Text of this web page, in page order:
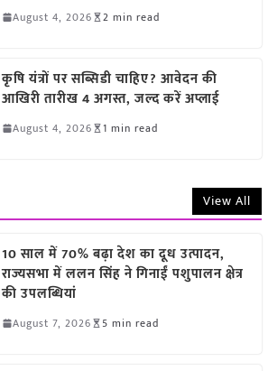
August 4, 2026 2 min read
कृषि यंत्रों पर सब्सिडी चाहिए? आवेदन की
आखिरी तारीख 4 अगस्त, जल्द करें अप्लाई
August 4, 2026 1 min read
View All
10 साल में 70% बढ़ा देश का दूध उत्पादन,
राज्यसभा में ललन सिंह ने गिनाईं पशुपालन क्षेत्र
की उपलब्धियां
August 7, 2026 5 min read